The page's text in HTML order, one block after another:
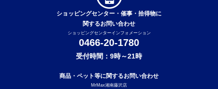
ショッピングセンター・催事・拾得物に
関するお問い合わせ
ショッピングセンターインフォメーション
0466-20-1780
受付時間：9時～21時
商品・ペット等に関するお問い合わせ
MrMax湘南藤沢店